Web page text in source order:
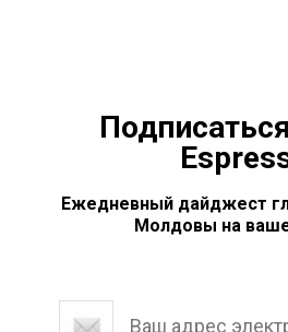
Ежедневный дайджест
Молдовы на